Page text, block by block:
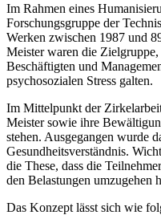
Im Rahmen eines
Forschungsgruppe der
Werken zwischen 1987 und
Meister waren die
Beschäftigten und
psychosozialen Stress galten.
Im Mittelpunkt der
Meister sowie ihre
stehen. Ausgegangen wurde
Gesundheitsverständnis.
die These, dass die
den Belastungen umzugehen
Das Konzept lässt sich wie